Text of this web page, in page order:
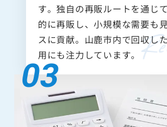
す。独自の再販ルートを通じ
的に再販し、小規模な需要も
スに貢献。山鹿市内で回収し
用にも注力しています。